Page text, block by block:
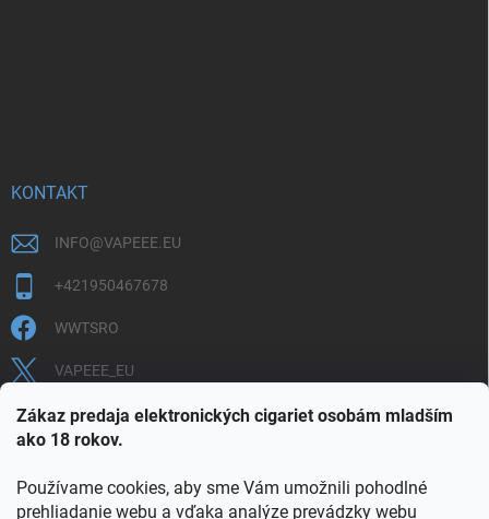
Zákaz predaja elektronických cigariet osobám mladším
ako 18 rokov.
Používame cookies, aby sme Vám umožnili pohodlné
prehliadanie webu a vďaka analýze prevádzky webu
KONTAKT
INFO@VAPEEE.EU
+421950467678
WWTSRO
VAPEEE_EU
VAPEEE.EU